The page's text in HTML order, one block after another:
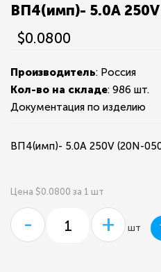
ВП4(имп)- 5.0А
$0.0800
Производитель: Россия
Кол-во на складе: 986 шт.
Документация по изделию
ВП4(имп)- 5.0А 250V (20N-
Цена $0.0800 за 1 шт
- + шт